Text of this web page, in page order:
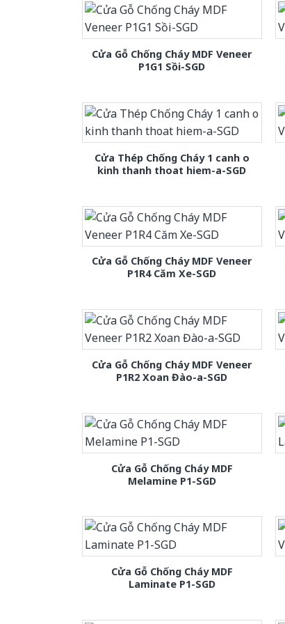
Cửa Gỗ Chống Cháy MDF Veneer
P1G1 Sồi-SGD
Cửa Thép Chống Cháy 1 canh o
kinh thanh thoat hiem-a-SGD
Cửa Gỗ Chống Cháy MDF Veneer
P1R4 Căm Xe-SGD
Cửa Gỗ Chống Cháy MDF Veneer
P1R2 Xoan Đào-a-SGD
Cửa Gỗ Chống Cháy MDF
Melamine P1-SGD
Cửa Gỗ Chống Cháy MDF
Laminate P1-SGD